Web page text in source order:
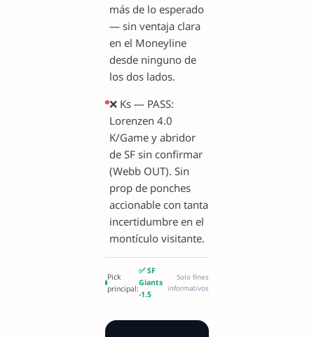
más de lo esperado
— sin ventaja clara
en el Moneyline
desde ninguno de
los dos lados.
❌ Ks — PASS:
Lorenzen 4.0
K/Game y abridor
de SF sin confirmar
(Webb OUT). Sin
prop de ponches
accionable con tanta
incertidumbre en el
montículo visitante.
Pick
principal:
✅ SF
Giants
-1.5
Solo fines
informativos